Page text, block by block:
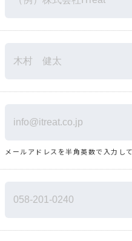
メールアドレスを半角英数で入力し